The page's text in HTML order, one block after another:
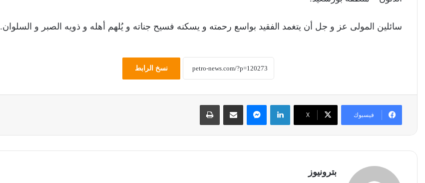
سائلين المولى عز و جل أن يتغمد الفقيد بواسع رحمته و يسكنه فسيح جناته و يُلهم أهله و ذويه الصبر و السلوان.
نسخ الرابط
فيسبوك ‫X
لينكدإن ماسنجر مشاركة عبر البريد طباعة
بترونيوز